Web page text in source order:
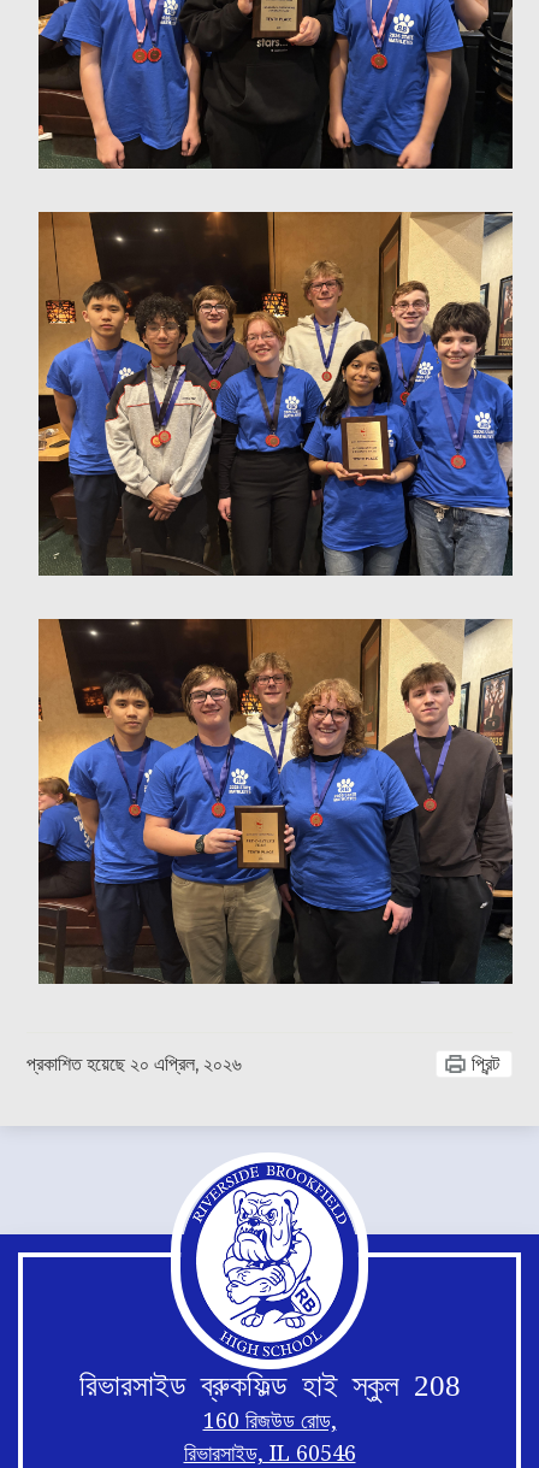
প্রকাশিত হয়েছে ২০ এপ্রিল, ২০২৬ প্রিন্ট
রিভারসাইড ব্রুকফিল্ড হাই স্কুল 208
160 রিজউড রোড,
রিভারসাইড, IL 60546